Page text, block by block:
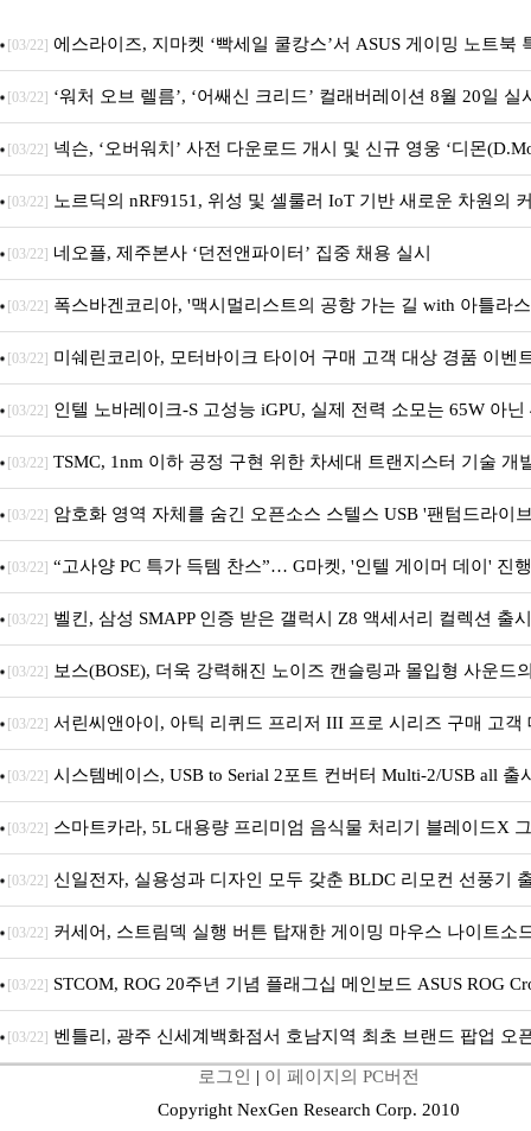
[03/22] 에스라이즈, 지마켓 ‘빡세일 쿨캉스’서 ASUS 게이밍 노트북
모션 진행
[03/22] ‘워처 오브 렐름’, ‘어쌔신 크리드’ 컬래버레이션 8월 20일 실
[03/22] 넥슨, ‘오버워치’ 사전 다운로드 개시 및 신규 영웅 ‘디몬
[03/22] 노르딕의 nRF9151, 위성 및 셀룰러 IoT 기반 새로운 차원의
기 개발 지원
[03/22] 네오플, 제주본사 ‘던전앤파이터’ 집중 채용 실시
[03/22] 폭스바겐코리아, '맥시멀리스트의 공항 가는 길 with 아틀라
실시
[03/22] 미쉐린코리아, 모터바이크 타이어 구매 고객 대상 경품 이벤
[03/22] 인텔 노바레이크-S 고성능 iGPU, 실제 전력 소모는 65W 아닌
[03/22] TSMC, 1nm 이하 공정 구현 위한 차세대 트랜지스터 기술 개
[03/22] 암호화 영역 자체를 숨긴 오픈소스 스텔스 USB '팬텀드라이
[03/22] “고사양 PC 특가 득템 찬스”… G마켓, '인텔 게이머 데이' 진행
[03/22] 벨킨, 삼성 SMAPP 인증 받은 갤럭시 Z8 액세서리 컬렉션 출시
[03/22] 보스(BOSE), 더욱 강력해진 노이즈 캔슬링과 몰입형 사운드
폰 2세대’ 출시
[03/22] 서린씨앤아이, 아틱 리퀴드 프리저 III 프로 시리즈 구매 고객
프로 PST 증정 프로모션 진행
[03/22] 시스템베이스, USB to Serial 2포트 컨버터 Multi-2/USB all 출
[03/22] 스마트카라, 5L 대용량 프리미엄 음식물 처리기 블레이드X
S 출시
[03/22] 신일전자, 실용성과 디자인 모두 갖춘 BLDC 리모컨 선풍기
[03/22] 커세어, 스트림덱 실행 버튼 탑재한 게이밍 마우스 나이트소
어리스 SD 출시
[03/22] STCOM, ROG 20주년 기념 플래그십 메인보드 ASUS ROG
X870E EDITION 20 국내 출시 예정
[03/22] 벤틀리, 광주 신세계백화점서 호남지역 최초 브랜드 팝업 오
로그인 | 이 페이지의 PC버전
Copyright NexGen Research Corp. 2010